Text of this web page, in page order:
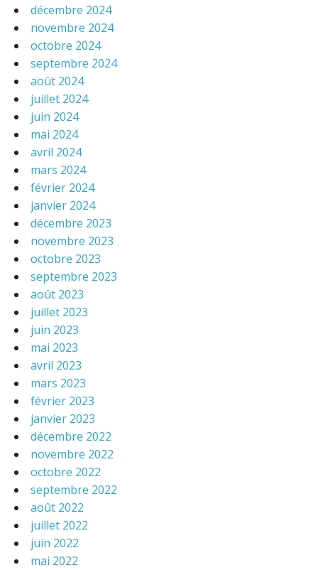
décembre 2024
novembre 2024
octobre 2024
septembre 2024
août 2024
juillet 2024
juin 2024
mai 2024
avril 2024
mars 2024
février 2024
janvier 2024
décembre 2023
novembre 2023
octobre 2023
septembre 2023
août 2023
juillet 2023
juin 2023
mai 2023
avril 2023
mars 2023
février 2023
janvier 2023
décembre 2022
novembre 2022
octobre 2022
septembre 2022
août 2022
juillet 2022
juin 2022
mai 2022